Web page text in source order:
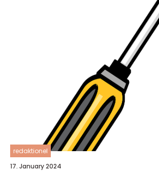
redaktionel
17. January 2024